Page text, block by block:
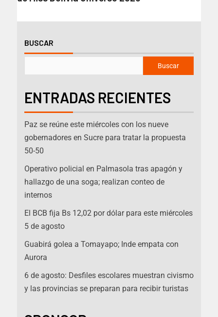
BUSCAR
Buscar
ENTRADAS RECIENTES
Paz se reúne este miércoles con los nueve
gobernadores en Sucre para tratar la propuesta
50-50
Operativo policial en Palmasola tras apagón y
hallazgo de una soga; realizan conteo de
internos
El BCB fija Bs 12,02 por dólar para este miércoles
5 de agosto
Guabirá golea a Tomayapo; Inde empata con
Aurora
6 de agosto: Desfiles escolares muestran civismo
y las provincias se preparan para recibir turistas